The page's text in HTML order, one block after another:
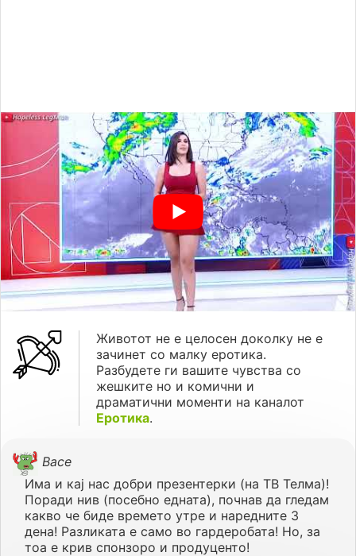
Животот не е целосен доколку не е
зачинет со малку еротика.
Разбудете ги вашите чувства со
жешките но и комични и
драматични моменти на каналот
Еротика.
Васе
Има и кај нас добри презентерки (на ТВ Телма)!
Поради нив (посебно едната), почнав да гледам
какво че биде времето утре и наредните 3
дена! Разликата е само во гардеробата! Но, за
тоа е крив спонзоро и продуценто!